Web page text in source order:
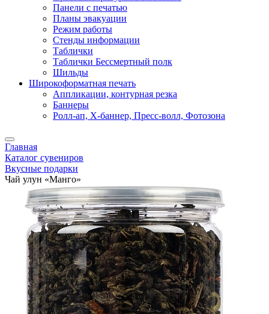
Панели с печатью
Планы эвакуации
Режим работы
Стенды информации
Таблички
Таблички Бессмертный полк
Шильды
Широкоформатная печать
Аппликации, контурная резка
Баннеры
Ролл-ап, X-баннер, Пресс-волл, Фотозона
Главная
Каталог сувениров
Вкусные подарки
Чай улун «Манго»